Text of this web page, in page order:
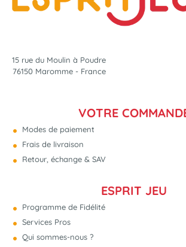
15 rue du Moulin à Poudre
76150 Maromme - France
VOTRE
Modes de paiement
Frais de livraison
Retour, échange & SAV
ESPRIT JEU
Programme de Fidélité
Services Pros
Qui sommes-nous ?